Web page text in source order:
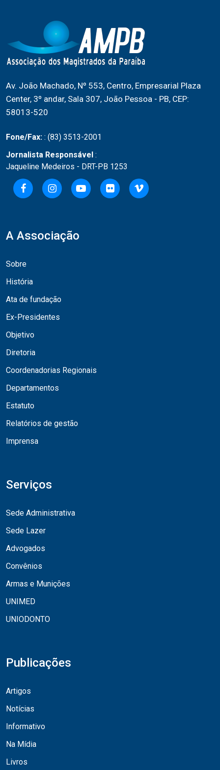
Av. João Machado, Nº 553, Centro, Empresarial Plaza
Center, 3º andar, Sala 307, João Pessoa - PB, CEP:
58013-520
Fone/Fax: : (83) 3513-2001
Jornalista Responsável :
Jaqueline Medeiros - DRT-PB 1253
A Associação
Sobre
História
Ata de fundação
Ex-Presidentes
Objetivo
Diretoria
Coordenadorias Regionais
Departamentos
Estatuto
Relatórios de gestão
Imprensa
Serviços
Sede Administrativa
Sede Lazer
Advogados
Convênios
Armas e Munições
UNIMED
UNIODONTO
Publicações
Artigos
Notícias
Informativo
Na Mídia
Livros